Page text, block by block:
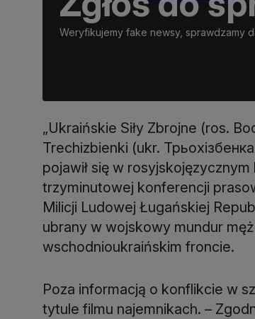
Weryfikujemy fake newsy, sprawdzamy
„Ukraińskie Siły Zbrojne (ros.
Trechizbienki (ukr.
pojawił się w
trzyminutowej konferencji
Milicji Ludowej Ługańskiej
ubrany w wojskowy mundur
wschodnioukraińskim froncie.
Poza informacją o konflikcie w
tytule filmu najemnikach. –